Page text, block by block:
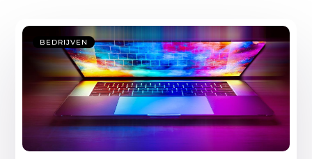
BEDRIJVEN